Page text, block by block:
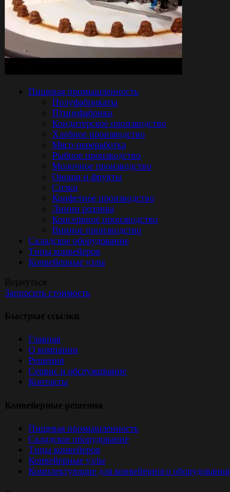
Пищевая промышленность
Полуфабрикаты
Птицефабрики
Кондитерское производство
Хлебное производство
Мясо-переработка
Рыбное производство
Молочное производство
Овощи и фрукты
Снэки
Конфетное производство
Линии розлива
Консервное производство
Винное производство
Складское оборудование
Типы конвейеров
Конвейерные узлы
Вернуться
Запросить стоимость
Быстрые ссылки
Главная
О компании
Решения
Сервис и обслуживание
Контакты
Конвейерные решения
Пищевая промышленность
Складское оборудование
Типы конвейеров
Конвейерные узлы
Комплектующие для конвейерного оборудования